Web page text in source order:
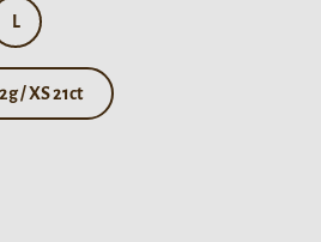
L
/ XS 21ct